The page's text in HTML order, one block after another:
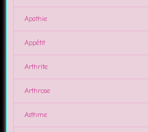
Apathie
Appétit
Arthrite
Arthrose
Asthme